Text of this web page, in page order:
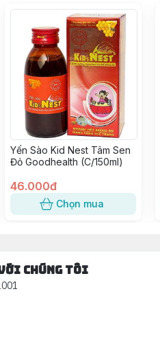
Yến Sào Kid Nest Tâm Sen
Đỏ Goodhealth (C/150ml)
46.000đ
Chọn mua
chúng tôi